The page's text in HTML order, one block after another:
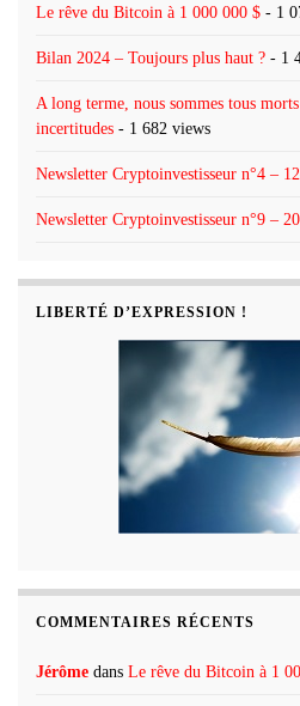
Le rêve du Bitcoin à 1 000 000 $ - 1
Bilan 2024 – Toujours plus haut ? - 1
A long terme, nous sommes tous
incertitudes - 1 682 views
Newsletter Cryptoinvestisseur n°4 –
Newsletter Cryptoinvestisseur n°9 –
LIBERTÉ D’EXPRESSION !
COMMENTAIRES RÉCENTS
Jérôme dans Le rêve du Bitcoin à 1